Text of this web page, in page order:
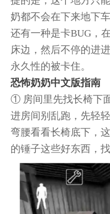
奶都不会在下来地下车
还有一种是卡BUG，
床边，然后不停的进
永久性的被卡住。
恐怖奶奶中文版指南
① 房间里先找长椅下
进房间别乱跑，先轻
弯腰看看长椅底下，
的锤子这些好东西，